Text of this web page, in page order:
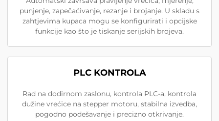
punjenje, zapečaćivanje, rezanje i brojanje. U skladu s
zahtjevima kupaca mogu se konfigurirati i opcijske
funkcije kao što je tiskanje serijskih brojeva.
PLC KONTROLA
Rad na dodirnom zaslonu, kontrola PLC-a, kontrola
dužine vrećice na stepper motoru, stabilna izvedba,
pogodno podešavanje i precizno otkrivanje.